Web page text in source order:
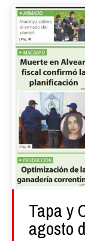
Tapa y
agosto